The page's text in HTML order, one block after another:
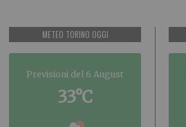
METEO TORINO OGGI
Previsioni del 6 August
33°C